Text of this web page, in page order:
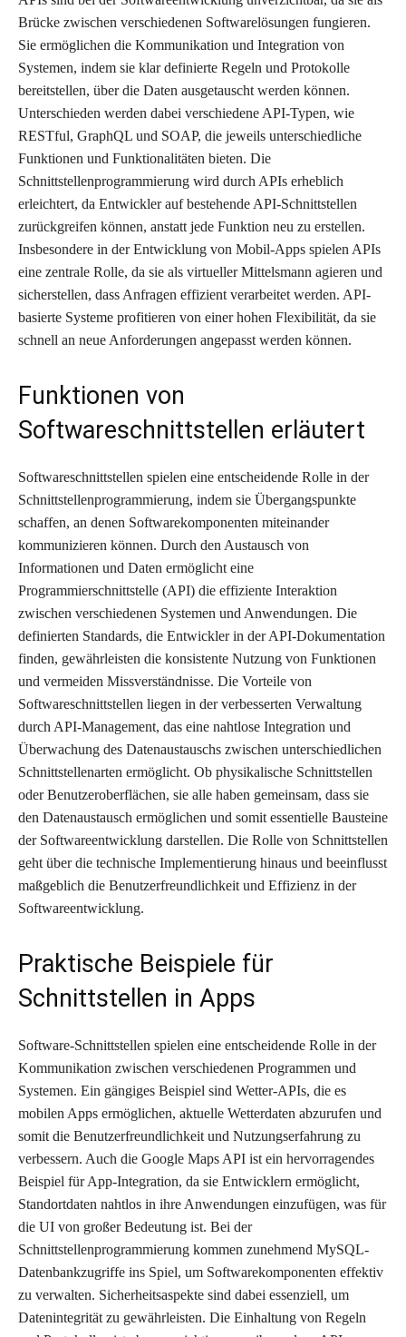
Brücke zwischen verschiedenen Softwarelösungen fungieren.
Sie ermöglichen die Kommunikation und Integration von
Systemen, indem sie klar definierte Regeln und Protokolle
bereitstellen, über die Daten ausgetauscht werden können.
Unterschieden werden dabei verschiedene API-Typen, wie
RESTful, GraphQL und SOAP, die jeweils unterschiedliche
Funktionen und Funktionalitäten bieten. Die
Schnittstellenprogrammierung wird durch APIs erheblich
erleichtert, da Entwickler auf bestehende API-Schnittstellen
zurückgreifen können, anstatt jede Funktion neu zu erstellen.
Insbesondere in der Entwicklung von Mobil-Apps spielen APIs
eine zentrale Rolle, da sie als virtueller Mittelsmann agieren und
sicherstellen, dass Anfragen effizient verarbeitet werden. API-
basierte Systeme profitieren von einer hohen Flexibilität, da sie
schnell an neue Anforderungen angepasst werden können.
Funktionen von
Softwareschnittstellen erläutert
Softwareschnittstellen spielen eine entscheidende Rolle in der
Schnittstellenprogrammierung, indem sie Übergangspunkte
schaffen, an denen Softwarekomponenten miteinander
kommunizieren können. Durch den Austausch von
Informationen und Daten ermöglicht eine
Programmierschnittstelle (API) die effiziente Interaktion
zwischen verschiedenen Systemen und Anwendungen. Die
definierten Standards, die Entwickler in der API-Dokumentation
finden, gewährleisten die konsistente Nutzung von Funktionen
und vermeiden Missverständnisse. Die Vorteile von
Softwareschnittstellen liegen in der verbesserten Verwaltung
durch API-Management, das eine nahtlose Integration und
Überwachung des Datenaustauschs zwischen unterschiedlichen
Schnittstellenarten ermöglicht. Ob physikalische Schnittstellen
oder Benutzeroberflächen, sie alle haben gemeinsam, dass sie
den Datenaustausch ermöglichen und somit essentielle Bausteine
der Softwareentwicklung darstellen. Die Rolle von Schnittstellen
geht über die technische Implementierung hinaus und beeinflusst
maßgeblich die Benutzerfreundlichkeit und Effizienz in der
Softwareentwicklung.
Praktische Beispiele für
Schnittstellen in Apps
Software-Schnittstellen spielen eine entscheidende Rolle in der
Kommunikation zwischen verschiedenen Programmen und
Systemen. Ein gängiges Beispiel sind Wetter-APIs, die es
mobilen Apps ermöglichen, aktuelle Wetterdaten abzurufen und
somit die Benutzerfreundlichkeit und Nutzungserfahrung zu
verbessern. Auch die Google Maps API ist ein hervorragendes
Beispiel für App-Integration, da sie Entwicklern ermöglicht,
Standortdaten nahtlos in ihre Anwendungen einzufügen, was für
die UI von großer Bedeutung ist. Bei der
Schnittstellenprogrammierung kommen zunehmend MySQL-
Datenbankzugriffe ins Spiel, um Softwarekomponenten effektiv
zu verwalten. Sicherheitsaspekte sind dabei essenziell, um
Datenintegrität zu gewährleisten. Die Einhaltung von Regeln